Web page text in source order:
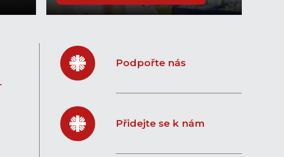
Podpořte nás
Přidejte se k nám